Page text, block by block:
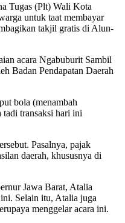
Tugas (Plt) Wali Kota
untuk taat membayar
takjil gratis di Alun-
acara Ngabuburit Sambil
Badan Pendapatan Daerah
bola (menambah
tadi transaksi hari ini
Pasalnya, pajak
daerah, khususnya di
Jawa Barat, Atalia
Selain itu, Atalia juga
menggelar acara ini.